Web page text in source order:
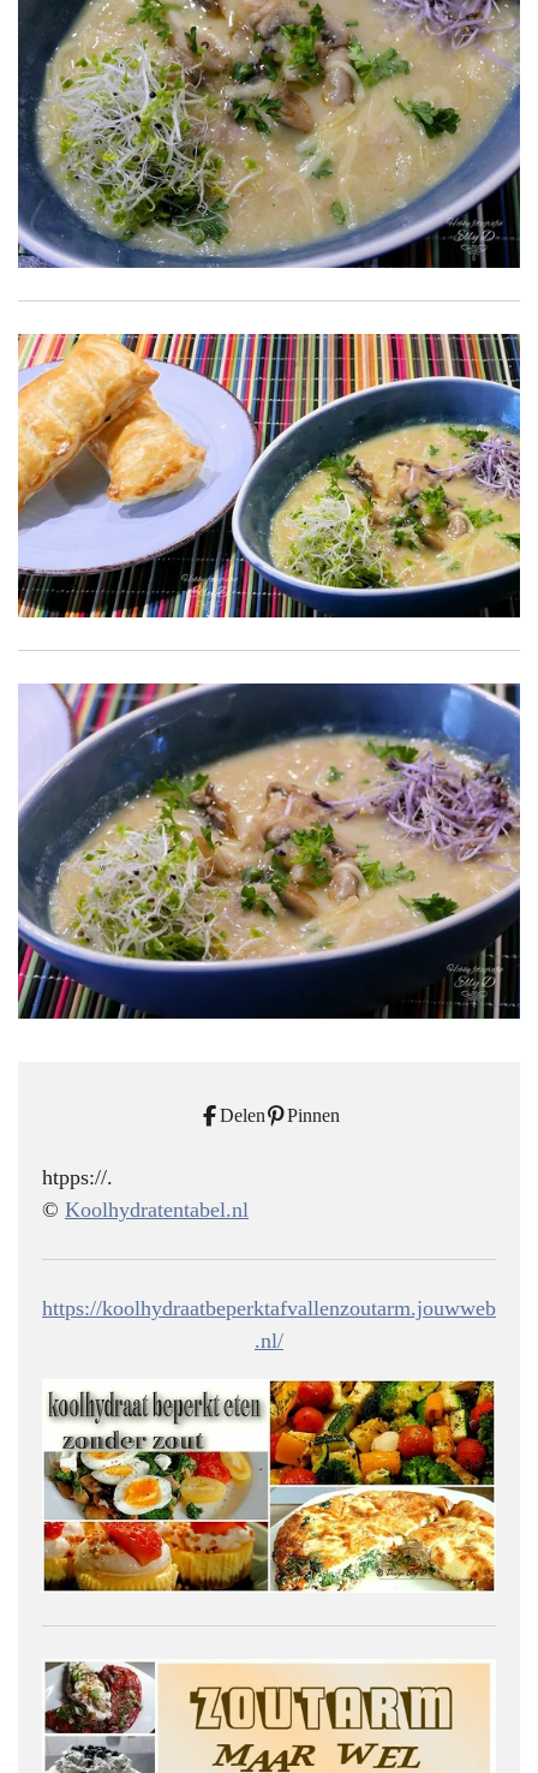
Delen Pinnen
htpps://.
© Koolhydratentabel.nl
https://koolhydraatbeperktafvallenzoutarm.jouwweb
.nl/